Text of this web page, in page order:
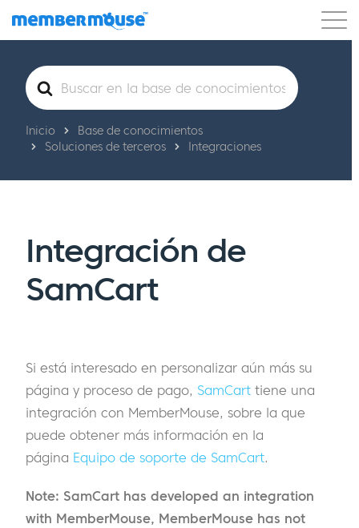
Características Clientes Precios
Comenzar
Buscar
Inicio
Base de conocimientos
Soluciones de terceros
Integraciones
Integración de
SamCart
Si está interesado en personalizar aún más su
página y proceso de pago, SamCart tiene una
integración con MemberMouse, sobre la que
puede obtener más información en la
página Equipo de soporte de SamCart.
Note: SamCart has developed an integration
with MemberMouse, MemberMouse has not